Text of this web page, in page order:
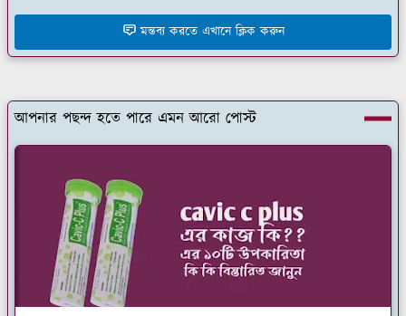
মন্তব্য করতে এখানে ক্লিক করুন
আপনার পছন্দ হতে পারে এমন আরো পোস্ট